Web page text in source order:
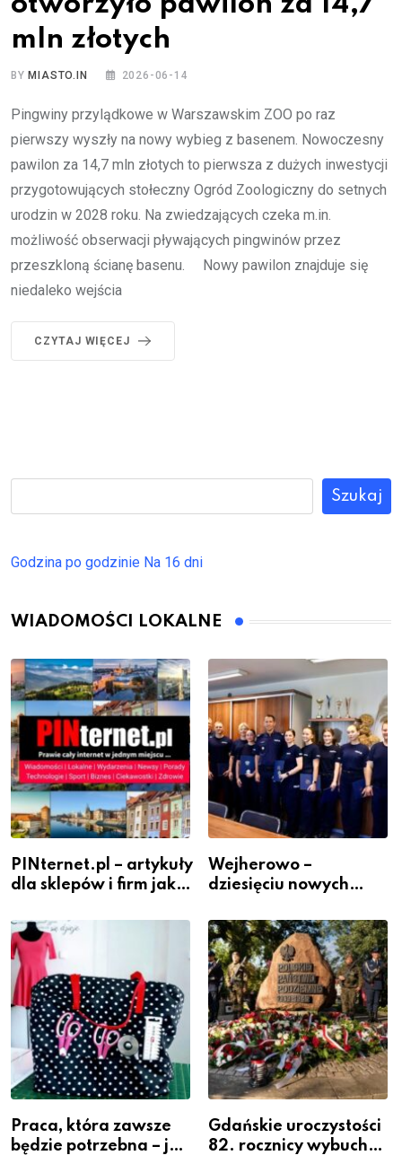
mln złotych
BY MIASTO.IN 2026-06-14
Pingwiny przylądkowe w Warszawskim ZOO po raz
pierwszy wyszły na nowy wybieg z basenem. Nowoczesny
pawilon za 14,7 mln złotych to pierwsza z dużych inwestycji
przygotowujących stołeczny Ogród Zoologiczny do setnych
urodzin w 2028 roku. Na zwiedzających czeka m.in.
możliwość obserwacji pływających pingwinów przez
przeszkloną ścianę basenu. Nowy pawilon znajduje się
niedaleko wejścia
CZYTAJ WIĘCEJ
Szukaj
Godzina po godzinie Na 16 dni
WIADOMOŚCI LOKALNE
PINternet.pl – artykuły
dla sklepów i firm jako
widoczność
Wejherowo –
dziesięciu nowych
szeregach Komendy
Powiatowej
Praca, która zawsze
będzie potrzebna – jak
Gdańskie uroczystości
82. rocznicy wybuchu